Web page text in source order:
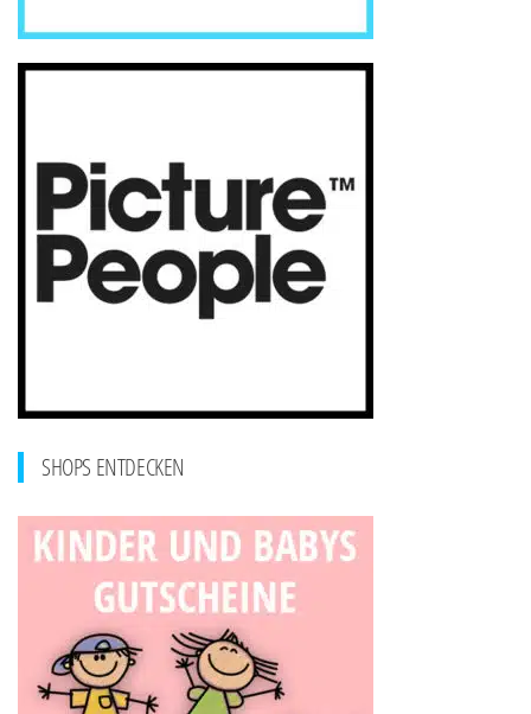
SHOPS ENTDECKEN